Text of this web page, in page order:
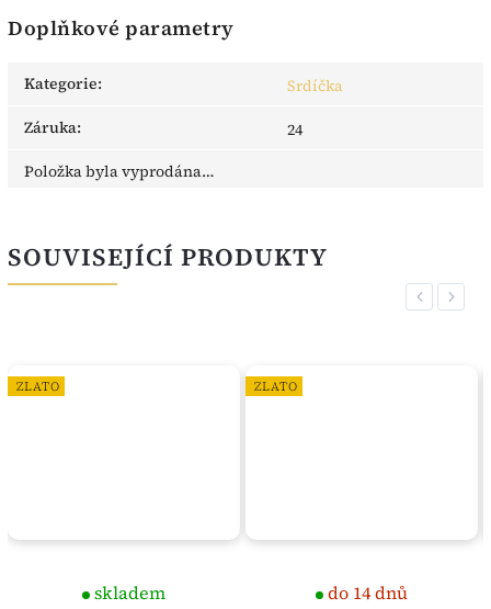
Doplňkové parametry
Kategorie:
Srdíčka
Záruka:
24
Položka byla vyprodána…
SOUVISEJÍCÍ PRODUKTY
Previous
ZLATO
skladem
ZLATO
do 14 dnů
Next